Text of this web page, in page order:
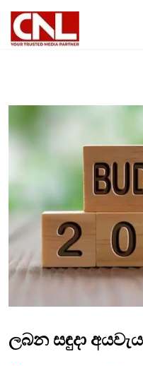
ලබන සඳුදා